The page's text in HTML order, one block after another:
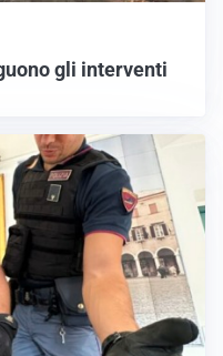
gli interventi